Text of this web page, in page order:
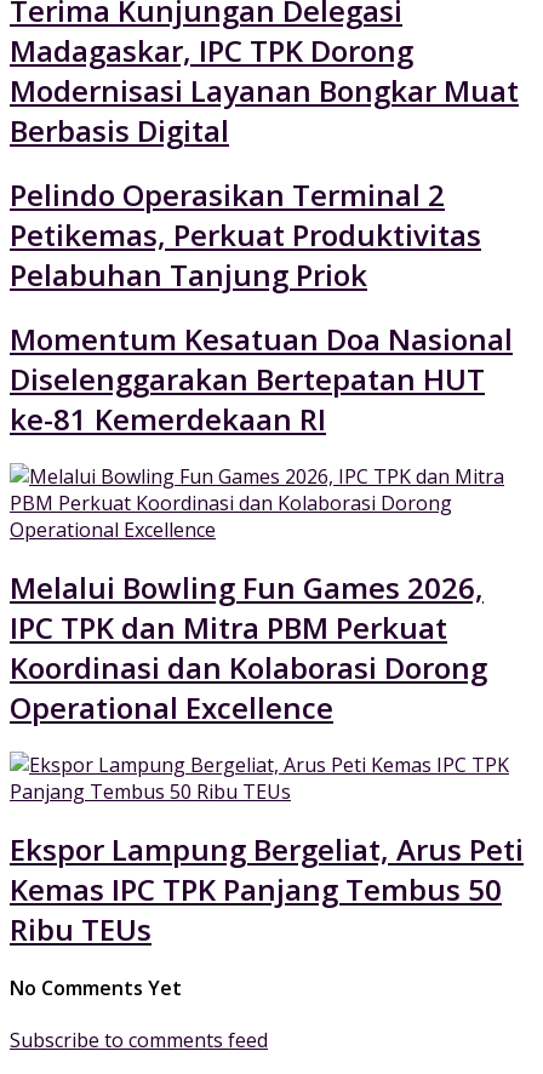
Terima Kunjungan Delegasi
Madagaskar, IPC TPK Dorong
Modernisasi Layanan Bongkar Muat
Berbasis Digital
Pelindo Operasikan Terminal 2
Petikemas, Perkuat Produktivitas
Pelabuhan Tanjung Priok
Momentum Kesatuan Doa Nasional
Diselenggarakan Bertepatan HUT
ke-81 Kemerdekaan RI
Melalui Bowling Fun Games 2026,
IPC TPK dan Mitra PBM Perkuat
Koordinasi dan Kolaborasi Dorong
Operational Excellence
Ekspor Lampung Bergeliat, Arus Peti
Kemas IPC TPK Panjang Tembus 50
Ribu TEUs
No Comments Yet
Subscribe to comments feed